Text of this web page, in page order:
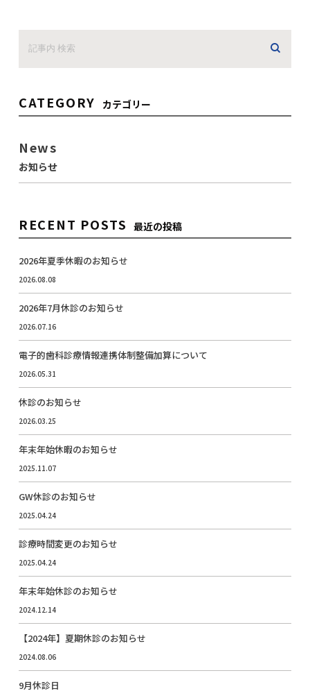
CATEGORY カテゴリー
News
お知らせ
RECENT POSTS 最近の投稿
2026年夏季休暇のお知らせ
2026.08.08
2026年7月休診のお知らせ
2026.07.16
電子的歯科診療情報連携体制整備加算について
2026.05.31
休診のお知らせ
2026.03.25
年末年始休暇のお知らせ
2025.11.07
GW休診のお知らせ
2025.04.24
診療時間変更のお知らせ
2025.04.24
年末年始休診のお知らせ
2024.12.14
【2024年】夏期休診のお知らせ
2024.08.06
9月休診日